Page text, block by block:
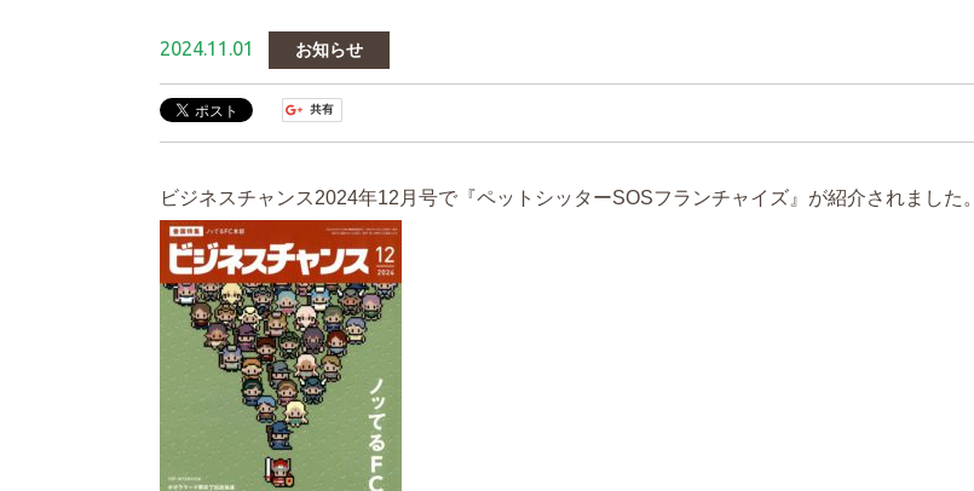
2024.11.01 お知らせ
ビジネスチャンス2024年12 月号で『ペットシッターSOSフランチャイズ』が紹介されました。